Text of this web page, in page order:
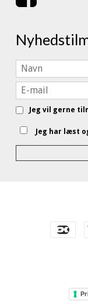
Jeg vil gerne
Jeg har læst